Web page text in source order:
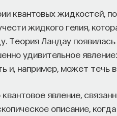
квантовых жидкостей,
жидкого гелия,
Теория Ландау
удивительное
и, например, может течь
явление,
описание,